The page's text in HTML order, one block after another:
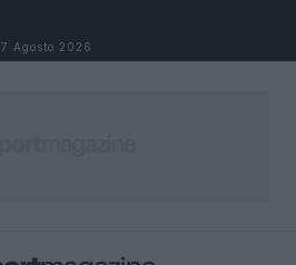
7 Agosto 2026